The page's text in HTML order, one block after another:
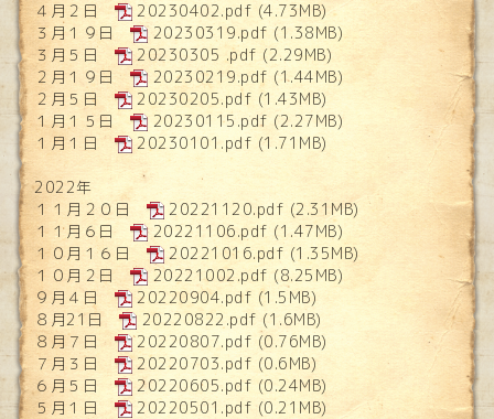
４月２日
20230402.pdf (4.73MB)
３月１９日
20230319.pdf (1.38MB)
３月５日
20230305 .pdf (2.29MB)
２月１９日
20230219.pdf (1.44MB)
２月５日
20230205.pdf (1.43MB)
１月１５日
20230115.pdf (2.27MB)
１月１日
20230101.pdf (1.71MB)
2022年
１１月２０日
20221120.pdf (2.31MB)
１１月６日
20221106.pdf (1.47MB)
１０月１６日
20221016.pdf (1.35MB)
１０月２日
20221002.pdf (8.25MB)
９月４日
20220904.pdf (1.5MB)
８月21日
20220822.pdf (1.6MB)
８月７日
20220807.pdf (0.76MB)
７月３日
20220703.pdf (0.6MB)
６月５日
20220605.pdf (0.24MB)
５月１日
20220501.pdf (0.21MB)